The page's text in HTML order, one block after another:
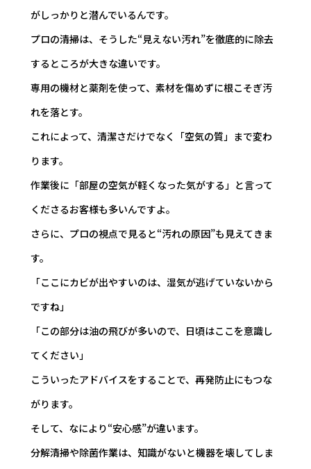
がしっかりと潜んでいるんです。
プロの清掃は、そうした“見えない汚れ”を徹底的に除去
するところが大きな違いです。
専用の機材と薬剤を使って、素材を傷めずに根こそぎ汚
れを落とす。
これによって、清潔さだけでなく「空気の質」まで変わ
ります。
作業後に「部屋の空気が軽くなった気がする」と言って
くださるお客様も多いんですよ。
さらに、プロの視点で見ると“汚れの原因”も見えてきま
す。
「ここにカビが出やすいのは、湿気が逃げていないから
ですね」
「この部分は油の飛びが多いので、日頃はここを意識し
てください」
こういったアドバイスをすることで、再発防止にもつな
がります。
そして、なにより“安心感”が違います。
分解清掃や除菌作業は、知識がないと機器を壊してしま